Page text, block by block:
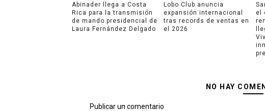
Abinader llega a Costa
Rica para la transmisión
de mando presidencial de
Laura Fernández Delgado
Lobo Club anuncia
expansión internacional
tras records de ventas en
el 2026
el
NO HAY
Publicar un comentario